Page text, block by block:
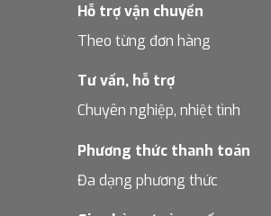
Hỗ trợ vận chuyển
Theo từng đơn hàng
Tư vấn, hỗ trợ
Chuyên nghiệp, nhiệt tình
Phương thức thanh toán
Đa dạng phương thức